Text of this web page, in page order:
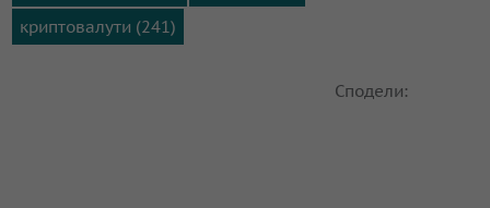
криптовалути (241)
Сподели: